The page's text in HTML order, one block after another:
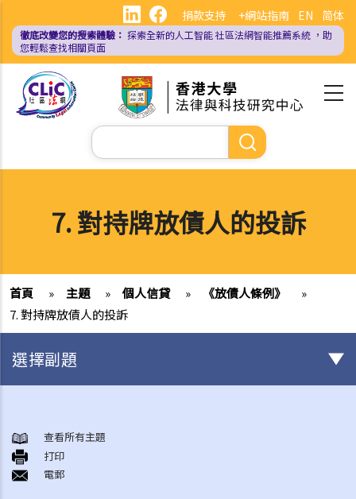
內
EN 简体
捐款支持 +網站指南
徹底改變您的搜索體驗： 探索全新的人工智能社區法網智能推薦系統 ，助
您輕鬆查找相關頁面
Search
7. 對持牌放債人的投訴
首頁 » 主題 » 個人信貸 » 《放債人條例》
»
7. 對持牌放債人的投訴
選擇副題
1. 誰需要獲得放債人牌照？
2. 誰受到《放債人條例》（第163章）的保障？
3. 放債人的領牌事宜
查看所有主題
打印
電郵